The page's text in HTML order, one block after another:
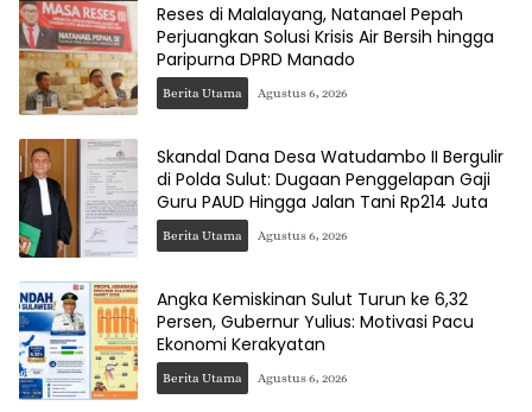
Reses di Malalayang, Natanael Pepah
Perjuangkan Solusi Krisis Air Bersih hingga
Paripurna DPRD Manado
Berita Utama Agustus 6, 2026
Skandal Dana Desa Watudambo II Bergulir
di Polda Sulut: Dugaan Penggelapan Gaji
Guru PAUD Hingga Jalan Tani Rp214 Juta
Berita Utama Agustus 6, 2026
Angka Kemiskinan Sulut Turun ke 6,32
Persen, Gubernur Yulius: Motivasi Pacu
Ekonomi Kerakyatan
Berita Utama Agustus 6, 2026